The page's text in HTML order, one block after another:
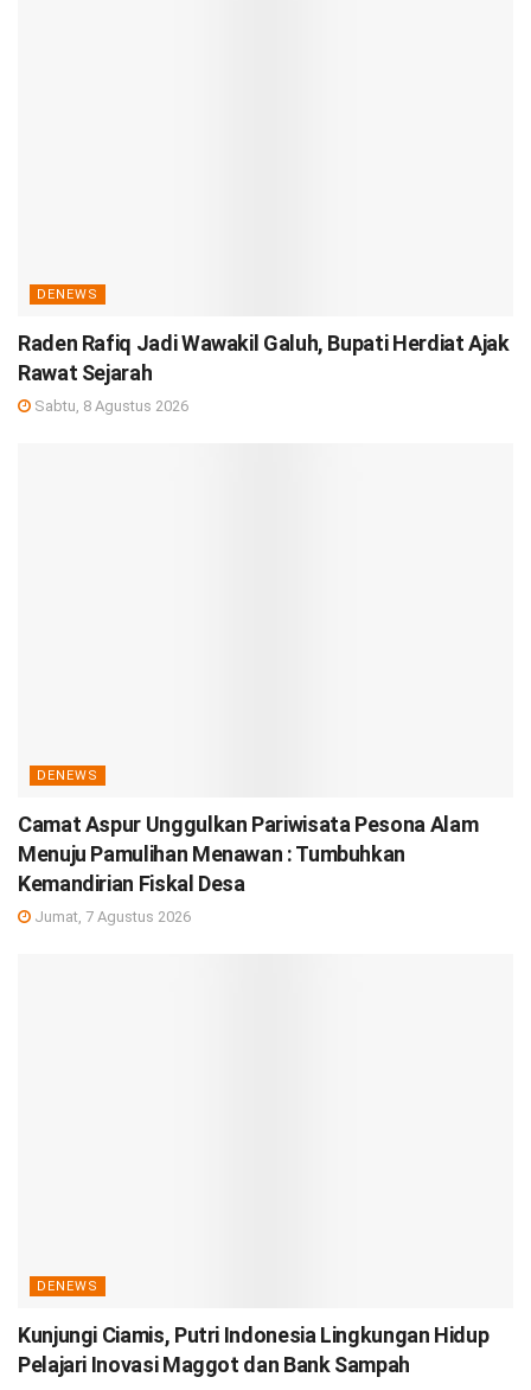
DENEWS
Raden Rafiq Jadi Wawakil Galuh, Bupati Herdiat Ajak
Rawat Sejarah
Sabtu, 8 Agustus 2026
DENEWS
Camat Aspur Unggulkan Pariwisata Pesona Alam
Menuju Pamulihan Menawan : Tumbuhkan
Kemandirian Fiskal Desa
Jumat, 7 Agustus 2026
DENEWS
Kunjungi Ciamis, Putri Indonesia Lingkungan Hidup
Pelajari Inovasi Maggot dan Bank Sampah